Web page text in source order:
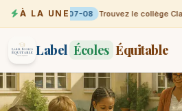
À LA UNE07-08 Trouvez le collège
Label Écoles Équitable